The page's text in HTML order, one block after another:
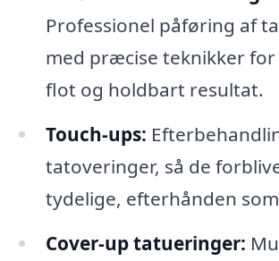
Professionel påføring af
med præcise teknikker for
flot og holdbart resultat.
Touch-ups:
tatoveringer, så de
tydelige, efterhånden
Cover-up tatueringer: